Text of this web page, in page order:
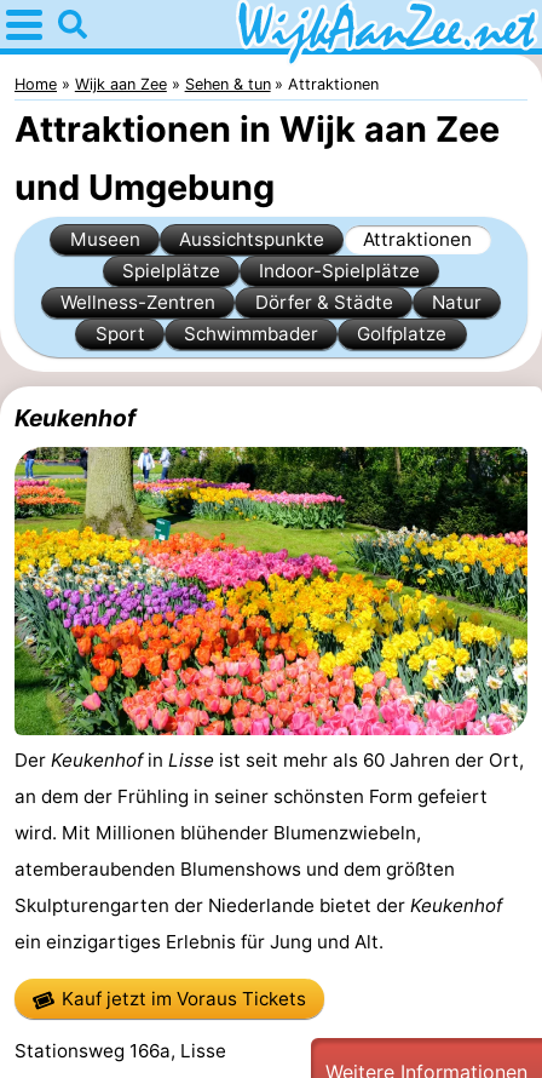
Home
Wijk
aan
Zee
Tipps
Für
kindern
Übernachten
Appartements
Campingplätze
Ferienhäuser
Hotels
Lastminutes
Strand
Sehen
&
tun
-
Museen
-
Aussichtspunkte
Attraktionen
-
Spielplätze
-
Indoor-
Spielplätze
Wellness-
Zentren
Dörfer
&
Natur
Home Wijk aan Zee Sehen & tun Attraktionen
Attraktionen in Wijk aan Zee
und Umgebung
Museen Aussichtspunkte
Attraktionen
Spielplätze
Indoor-Spielplätze
Wellness-Zentren
Dörfer & Städte
Natur
Sport
Schwimmbader Golfplatze
Keukenhof
Der Keukenhofin Lisse ist seit mehr als 60 Jahren der Ort,
an dem der Frühling in seiner schönsten Form gefeiert
wird. Mit Millionen blühender Blumenzwiebeln,
atemberaubenden Blumenshows und dem größten
Skulpturengarten der Niederlande bietet der Keukenhof
ein einzigartiges Erlebnis für Jung und Alt.
Kauf jetzt im Voraus Tickets
Stationsweg 166a, Lisse
Weitere Informationen